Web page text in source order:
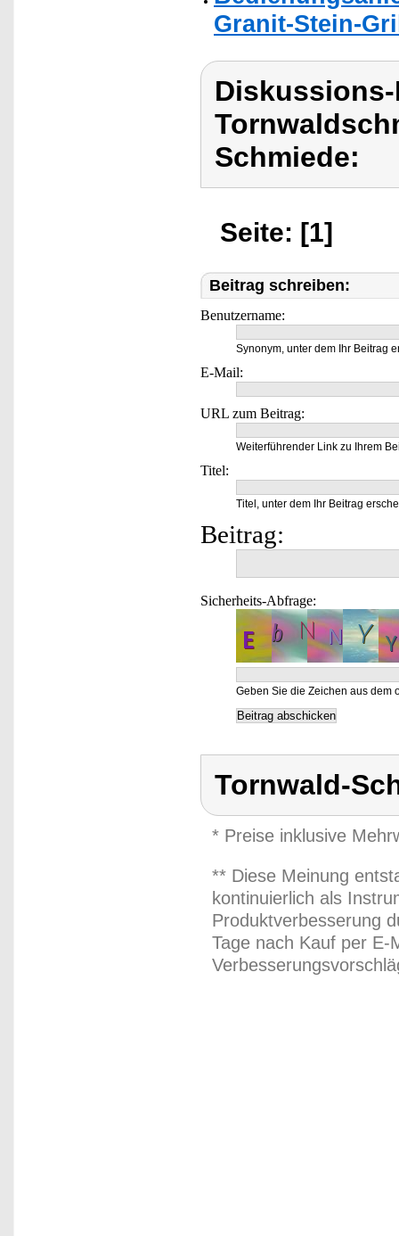
Granit-Stein-
Schmiede:
Seite: [1]
Beitrag schreiben:
Benutzername:
Synonym, unter dem Ihr Beitrag
E-Mail:
URL zum Beitrag:
Weiterführender Link zu Ihrem
Titel:
Titel, unter dem Ihr Beitrag
Beitrag:
Sicherheits-Abfrage:
Geben Sie die Zeichen aus dem
Tornwald-
* Preise inklusive
** Diese Meinung
kontinuierlich als
Produktverbesserung
Tage nach Kauf per E-